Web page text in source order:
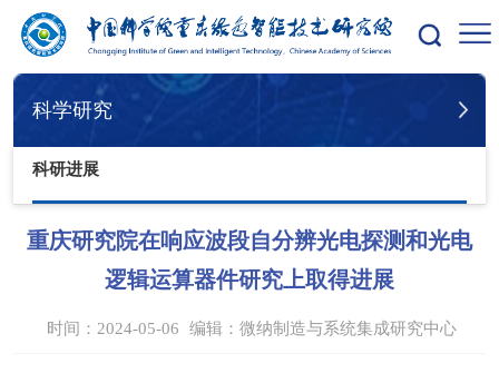
您的位置：首页 科学研究 科研进展
科学研究
科研进展
重庆研究院在响应波段自分辨光电探测和光电
逻辑运算器件研究上取得进展
时间：2024-05-06 编辑： 微纳制造与系统集成研究中心